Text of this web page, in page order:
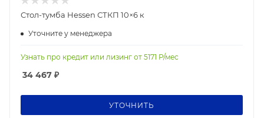
Стол-тумба Hessen СТКП 10×6 к
Уточните у менеджера
Узнать про кредит или лизинг от 5171 Р/мес
34 467 ₽
УТОЧНИТЬ